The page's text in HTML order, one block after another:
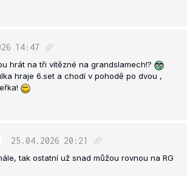
14:47
hrát na tři vítězné na grandslamech!?
hraje 6.set a chodí v pohodě po dvou ,
25.04.2026 20:21
tak ostatní už snad můžou rovnou na RG